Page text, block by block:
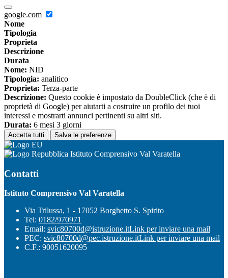
google.com
Nome
Tipologia
Proprieta
Descrizione
Durata
Nome: NID
Tipologia: analitico
Proprieta: Terza-parte
Descrizione: Questo cookie è impostato da DoubleClick (che è di
proprietà di Google) per aiutarti a costruire un profilo dei tuoi
interessi e mostrarti annunci pertinenti su altri siti.
Durata: 6 mesi 3 giorni
Accetta tutti Salva le preferenze
Istituto Comprensivo Val Varatella
Contatti
Istituto Comprensivo Val Varatella
Via Trilussa, 1 - 17052 Borghetto S. Spirito
Tel: 0182/970971
Email: svic80700d@istruzione.itLink per inviare una mail
PEC: svic80700d@pec.istruzione.itLink per inviare una mail
C.F.: 90051620095